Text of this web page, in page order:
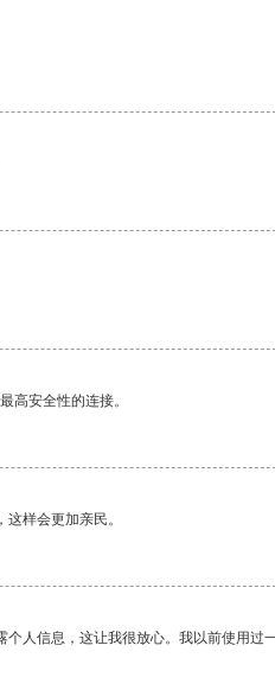
高安全性的连接。
样会更加亲民。
人信息，这让我很放心。我以前使用过